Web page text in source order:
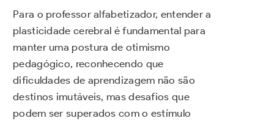
Para o professor alfabetizador, entender a
plasticidade cerebral é fundamental para
manter uma postura de otimismo
pedagógico, reconhecendo que
dificuldades de aprendizagem não são
destinos imutáveis, mas desafios que
podem ser superados com o estímulo